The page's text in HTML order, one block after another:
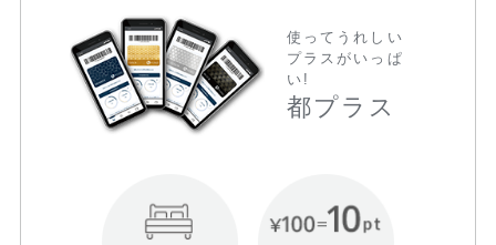
使ってうれしい
プラスがいっぱ
い!
都プラス